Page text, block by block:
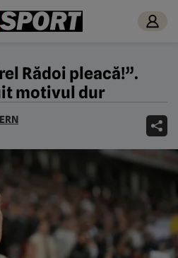
Rădoi pleacă!”.
motivul dur